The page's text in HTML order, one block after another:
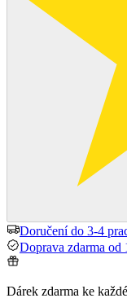
Doručení do 3-4
Doprava zdarma od
Dárek zdarma ke